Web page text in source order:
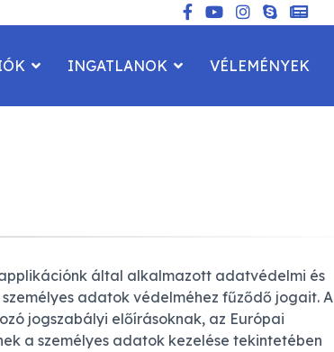
INGATLANOK VÉLEMÉNYEK
által alkalmazott adatvédelmi és
adatok védelméhez fűződő jogait. A
jogszabályi előírásoknak, az Európai
a személyes adatok kezelése tekintetében